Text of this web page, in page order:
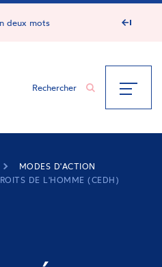
deux mots
MODES D'ACTION
DE L'HOMME (CEDH)